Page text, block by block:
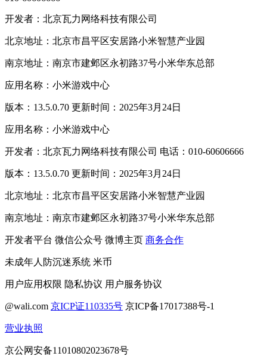
开发者：北京瓦力网络科技有限公司
北京地址：北京市昌平区安居路小米智慧产业园
南京地址：南京市建邺区永初路37号小米华东总部
应用名称：小米游戏中心
版本：13.5.0.70 更新时间：2025年3月24日
应用名称：小米游戏中心
开发者：北京瓦力网络科技有限公司 电话：010-60606666
版本：13.5.0.70 更新时间：2025年3月24日
北京地址：北京市昌平区安居路小米智慧产业园
南京地址：南京市建邺区永初路37号小米华东总部
开发者平台 微信公众号 微博主页 商务合作
未成年人防沉迷系统 米币
用户应用权限 隐私协议 用户服务协议
@wali.com 京ICP证110335号 京ICP备17017388号-1
营业执照
京公网安备11010802023678号